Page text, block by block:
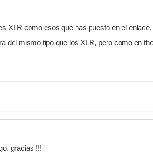
XLR como esos que has puesto en el enlace,
del mismo tipo que los XLR, pero como en
gracias !!!